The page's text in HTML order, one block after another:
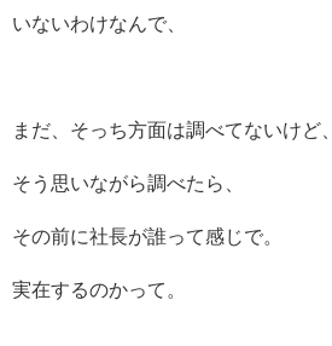
いないわけなんで、
まだ、そっち方面は調べてないけど、
そう思いながら調べたら、
その前に社長が誰って感じで。
実在するのかって。